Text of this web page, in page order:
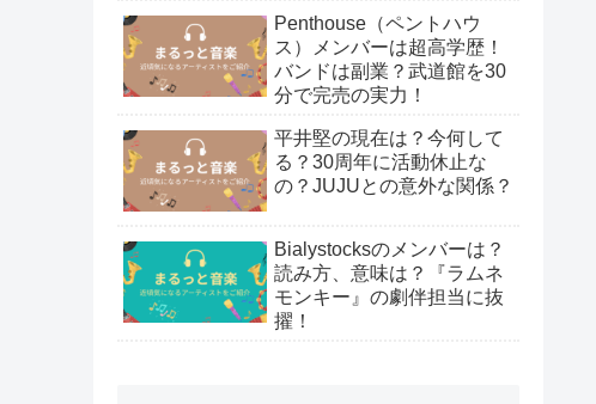
Penthouse（ペントハウ
ス）メンバーは超高学歴！
バンドは副業？武道館を30
分で完売の実力！
平井堅の現在は？今何して
る？30周年に活動休止な
の？JUJUとの意外な関係？
Bialystocksのメンバーは？
読み方、意味は？『ラムネ
モンキー』の劇伴担当に抜
擢！